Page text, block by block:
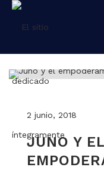
2 junio, 2018
JUNO Y EL